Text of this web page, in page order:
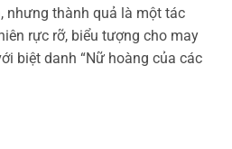
nhưng thành quả là một tác
rực rỡ, biểu tượng cho may
biệt danh “Nữ hoàng của các